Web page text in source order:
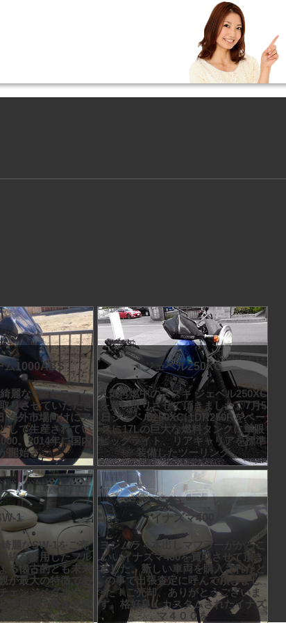
ム1000ABS
麗なVストローム
りさせていただき
海外市場向けにア
して生産されてい
。2014年に国内
開始さ
ジェベル250XC
人気再燃中のスズキ ジェベル250XC
を買い取りさせて頂きました。7月5
日ジェベル250XCはDR250Rをベー
スに17Lの巨大な燃料タンクに単眼
ビッグライト、リアキャリアを標準
装備したツーリング
1
麗なSW-1をご売
線を多用したフル
る懐古的とも未来
が最大の特徴であ
ェンジペダルやベ
実用性の高さも魅
の一
イナズマ400
ヨシムラ４本出しマフラーがかっこ
いいイナズマ400を買取させて頂き
ました。新しい車両を購入されたと
の事で出張査定に呼んで頂きまし
た！ご売却、ありがとうございま
す。格好良くカスタムされたイナズ
マ４００を